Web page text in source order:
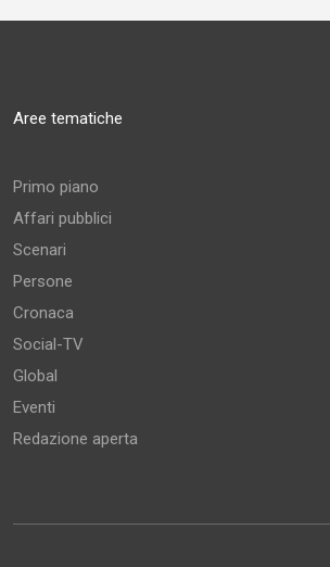
Aree tematiche
Primo piano
Affari pubblici
Scenari
Persone
Cronaca
Social-TV
Global
Eventi
Redazione aperta